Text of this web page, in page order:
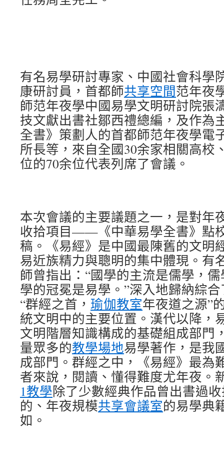
有名易學研討專家、中國社會科學
康研討員，首都師共享空間范年夜
師范年夜學中國易學文明研討院張
技文獻出書社鄒西禮總編，及作為
全書》策劃人的首都師范年夜學電
所長等，來自全國30余家相關高校
位的70余位代表列席了會議。
本次會議的主要議題之一，是對年
收拾項目——《中華易學全書》點
稿。《易經》是中國最陳舊的文明
易近族精力與聰明的集中體現。有
師曾指出：“國學的主流是儒學，
學的冠冕是易學。”深入地歸納綜
“群經之首， 瑜伽教室年夜道之源”
統文明中的主要位置。漢代以降，
文明階層知識構成的基礎組成部門
量眾多的教學場地易學著作，是我
成部門。群經之中，《易經》最為
者來說，閱讀、懂得難度尤年夜。
1教學除了少數經典作品曾出書過
的、年夜規模共享會議室的易學典
如。